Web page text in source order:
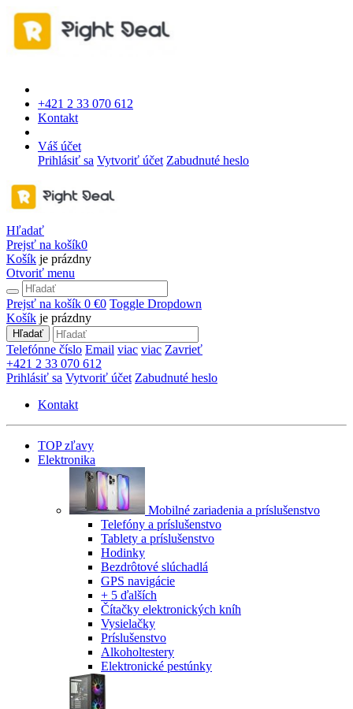
+421 2 33 070 612
Kontakt
Váš účet
Prihlásiť sa Vytvoriť účet Zabudnuté heslo
Hľadať
Prejsť na košík0
Košík je prázdny
Otvoriť menu
Prejsť na košík 0 €0 Toggle Dropdown
Košík je prázdny
Hľadať
Telefónne číslo Email viac viac Zavrieť
+421 2 33 070 612
Prihlásiť sa Vytvoriť účet Zabudnuté heslo
Kontakt
TOP zľavy
Elektronika
Mobilné zariadenia a príslušenstvo
Telefóny a príslušenstvo
Tablety a príslušenstvo
Hodinky
Bezdrôtové slúchadlá
GPS navigácie
+ 5 ďalších
Čítačky elektronických kníh
Vysielačky
Príslušenstvo
Alkoholtestery
Elektronické pestúnky